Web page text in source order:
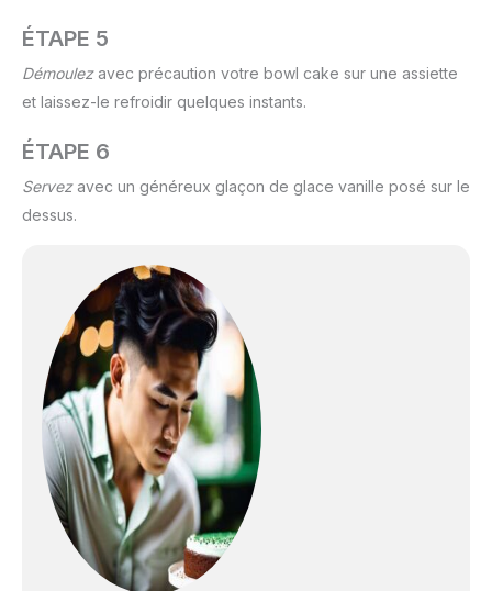
ÉTAPE 5
Démoulezavec précaution votre bowl cake sur une assiette
et laissez-le refroidir quelques instants.
ÉTAPE 6
Servezavec un généreux glaçon de glace vanille posé sur le
dessus.